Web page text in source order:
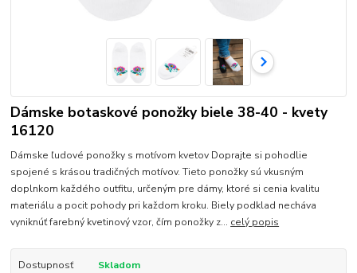
Dámske botaskové ponožky biele 38-40 - kvety
16120
Dámske ľudové ponožky s motívom kvetov Doprajte si pohodlie
spojené s krásou tradičných motívov. Tieto ponožky sú vkusným
doplnkom každého outfitu, určeným pre dámy, ktoré si cenia kvalitu
materiálu a pocit pohody pri každom kroku. Biely podklad necháva
vyniknúť farebný kvetinový vzor, čím ponožky z... celý popis
Dostupnosť Skladom